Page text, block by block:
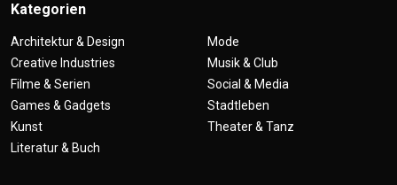
Kategorien
Architektur & Design
Creative Industries
Filme & Serien
Games & Gadgets
Kunst
Literatur & Buch
Mode
Musik & Club
Social & Media
Stadtleben
Theater & Tanz